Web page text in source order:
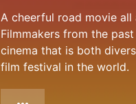
A cheerful road movie all
Filmmakers from the
cinema that is both
film festival in the world.